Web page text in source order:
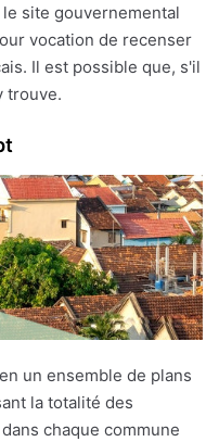
site gouvernemental
vocation de recenser
Il est possible que, s'il
trouve.
un ensemble de plans
la totalité des
chaque commune